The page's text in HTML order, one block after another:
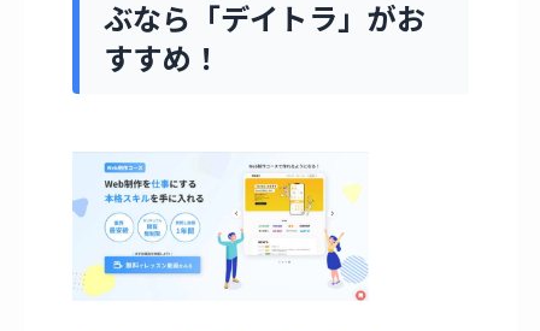
ぶなら「デイトラ」がお
すすめ！